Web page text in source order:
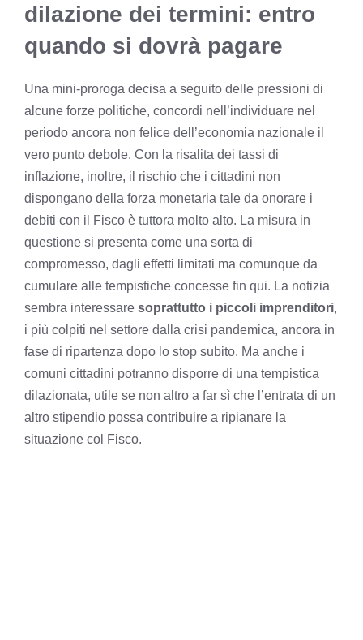
dilazione dei termini: entro
quando si dovrà pagare
Una mini-proroga decisa a seguito delle pressioni di
alcune forze politiche, concordi nell’individuare nel
periodo ancora non felice dell’economia nazionale il
vero punto debole. Con la risalita dei tassi di
inflazione, inoltre, il rischio che i cittadini non
dispongano della forza monetaria tale da onorare i
debiti con il Fisco è tuttora molto alto. La misura in
questione si presenta come una sorta di
compromesso, dagli effetti limitati ma comunque da
cumulare alle tempistiche concesse fin qui. La notizia
sembra interessare soprattutto i piccoli imprenditori,
i più colpiti nel settore dalla crisi pandemica, ancora in
fase di ripartenza dopo lo stop subito. Ma anche i
comuni cittadini potranno disporre di una tempistica
dilazionata, utile se non altro a far sì che l’entrata di un
altro stipendio possa contribuire a ripianare la
situazione col Fisco.